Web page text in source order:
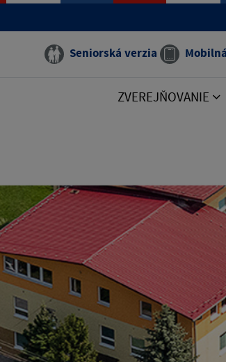
Seniorská verzia
ZVEREJŇOVANIE